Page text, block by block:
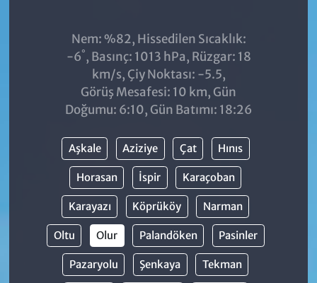
Nem: %82, Hissedilen Sıcaklık:
-6°, Basınç: 1013 hPa, Rüzgar: 18
km/s, Çiy Noktası: -5.5,
Görüş Mesafesi: 10 km, Gün
Doğumu: 6:10, Gün Batımı: 18:26
Aşkale Aziziye Çat Hınıs
Horasan İspir Karaçoban
Karayazı Köprüköy Narman
Oltu Olur Palandöken Pasinler
Pazaryolu Şenkaya Tekman